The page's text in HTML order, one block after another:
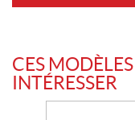
CES
INTÉRESSER